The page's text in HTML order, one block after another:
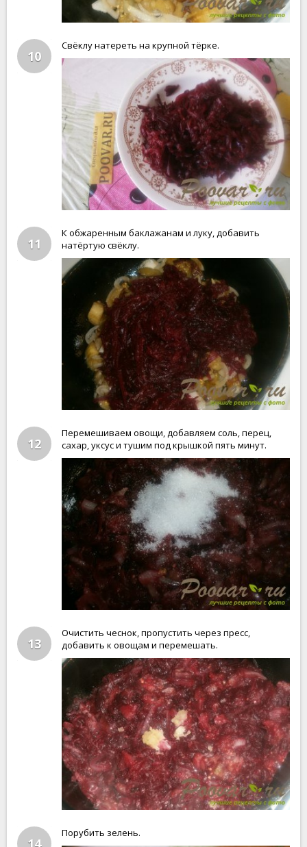
10
Свёклу натереть на крупной тёрке.
11
К обжаренным баклажанам и луку, добавить
натёртую свёклу.
12
Перемешиваем овощи, добавляем соль, перец,
сахар, уксус и тушим под крышкой пять минут.
13
Очистить чеснок, пропустить через пресс,
добавить к овощам и перемешать.
14
Порубить зелень.